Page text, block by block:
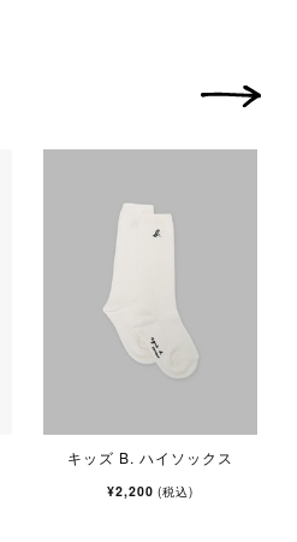
キッズ B. ハイソックス
¥2,200(税込)
次の画像